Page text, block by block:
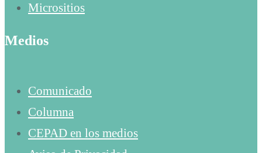
Micrositios
Medios
Comunicado
Columna
CEPAD en los medios